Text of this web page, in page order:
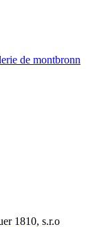
de montbronn